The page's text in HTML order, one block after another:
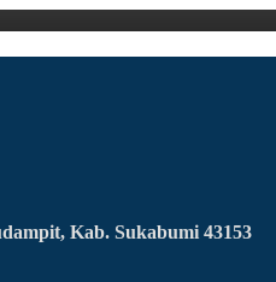
Kab. Sukabumi 43153